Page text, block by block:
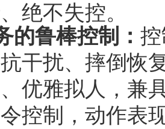
绝不失控。
的鲁棒控制：
干扰、摔倒恢
优雅拟人，兼
控制，动作表